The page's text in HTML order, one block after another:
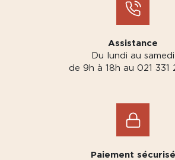
Assistance
Du lundi au samedi
de 9h à 18h au 021 331
Paiement sécurisé